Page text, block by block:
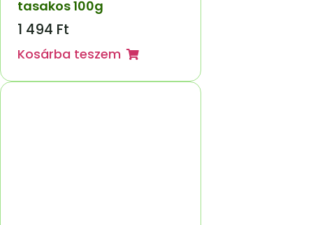
tasakos 100g
1 494 Ft
Kosárba teszem